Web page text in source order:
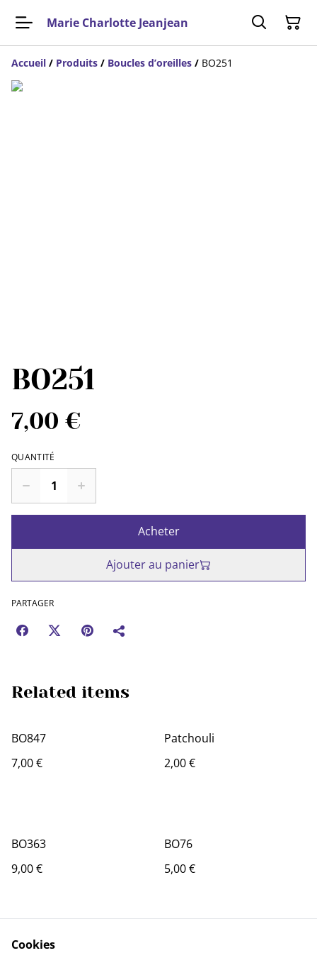
Marie Charlotte Jeanjean
Accueil / Produits / Boucles d’oreilles / BO251
BO251
7,00 €
QUANTITÉ
Acheter
Ajouter au panier
PARTAGER
Related items
BO847
7,00 €
Patchouli
2,00 €
BO363
9,00 €
BO76
5,00 €
Cookies